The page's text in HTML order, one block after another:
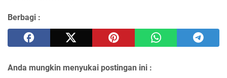
Berbagi :
Anda mungkin menyukai postingan ini :